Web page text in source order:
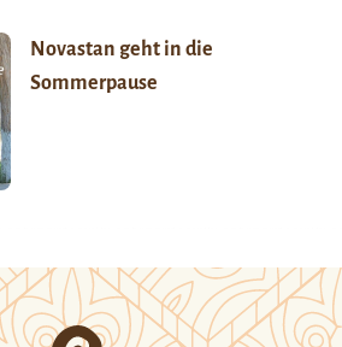
Novastan geht in die
Sommerpause